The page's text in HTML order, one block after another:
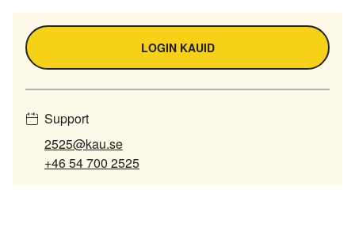
LOGIN KAUID
Support
2525@kau.se
+46 54 700 2525